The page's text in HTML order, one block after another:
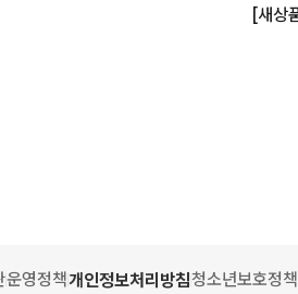
운영정책개인정보처리방침청소년보호정책